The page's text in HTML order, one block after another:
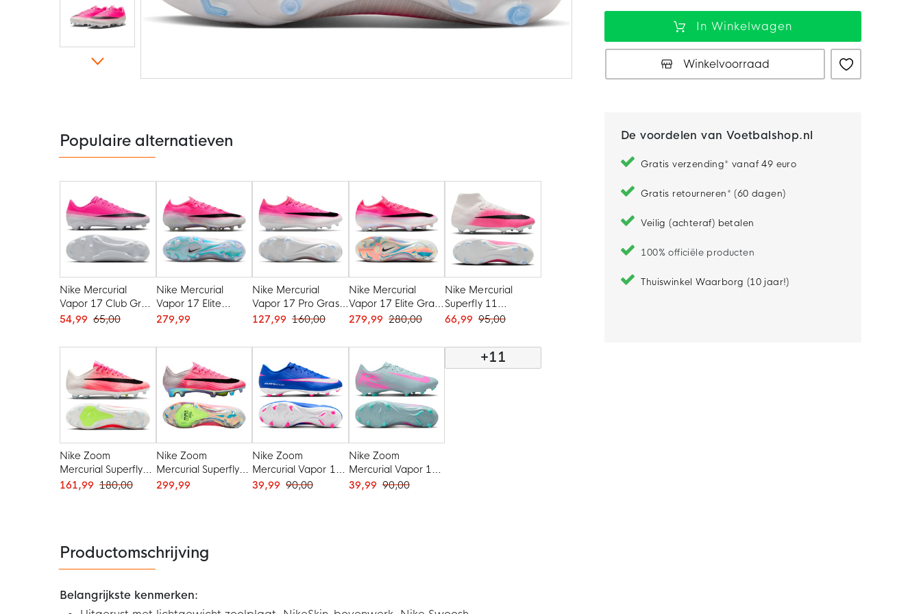
de
afbeeldingen-
gallerij
In Winkelwagen
Winkelvoorraad
De voordelen van Voetbalshop.nl
Gratis verzending* vanaf 49 euro
Gratis retourneren* (60 dagen)
Veilig (achteraf) betalen
100% officiële producten
Thuiswinkel Waarborg (10 jaar!)
Populaire alternatieven
Nike Mercurial
Vapor 17 Club Gras
/ Kunstgras
(MG) Felroze Wit
54,99 65,00
Nike Mercurial
Vapor 17 Elite
Kunstgras
(AG) Felroze Wit
279,99
Nike Mercurial
Vapor 17 Pro Gras
Voetbalschoenen
Zwart
127,99 160,00
Nike Mercurial
Vapor 17 Elite Gras
Voetbalschoenen
Zwart
279,99 280,00
Nike Mercurial
Superfly 11
Academy Gras /
Voetbalschoenen
(MG) Felroze Wit
Zwart
66,99 95,00
Nike Zoom
Mercurial Superfly
11 Pro Gras
161,99 180,00
Nike Zoom
Mercurial Superfly
11 Elite Gras
299,99
Nike Zoom
Mercurial Vapor 16
Academy Gras /
39,99 90,00
Nike Zoom
Mercurial Vapor 16
Academy Gras /
39,99 90,00
+11
Productomschrijving
Belangrijkste kenmerken: